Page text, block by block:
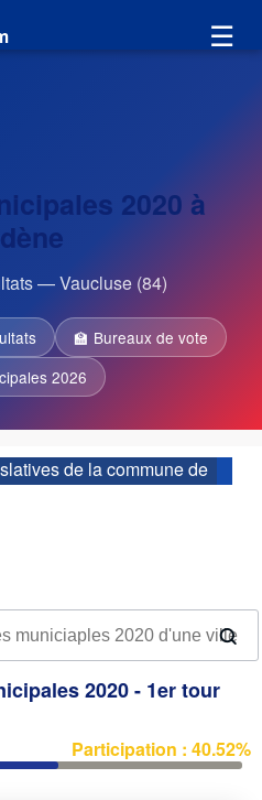
☰
2020 à
— Vaucluse (84)
🏫 Bureaux de vote
2026
de la commune de
2020 - 1er tour
Participation : 40.52%